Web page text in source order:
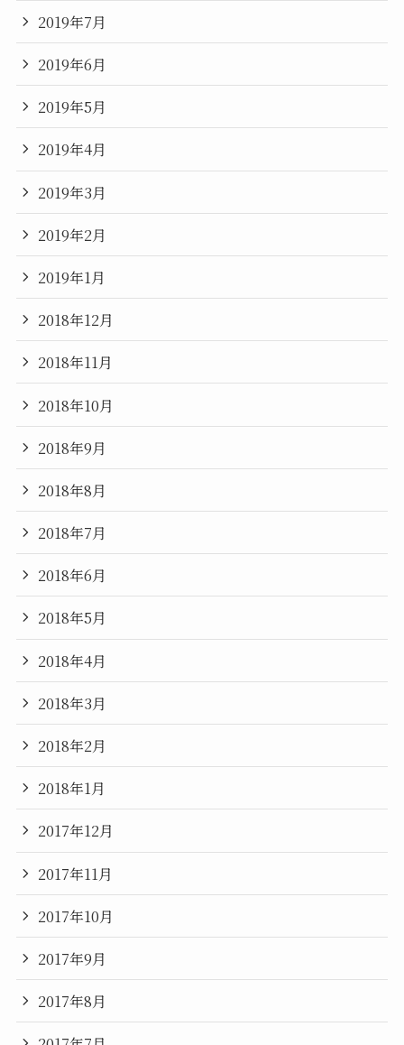
2019年7月
2019年6月
2019年5月
2019年4月
2019年3月
2019年2月
2019年1月
2018年12月
2018年11月
2018年10月
2018年9月
2018年8月
2018年7月
2018年6月
2018年5月
2018年4月
2018年3月
2018年2月
2018年1月
2017年12月
2017年11月
2017年10月
2017年9月
2017年8月